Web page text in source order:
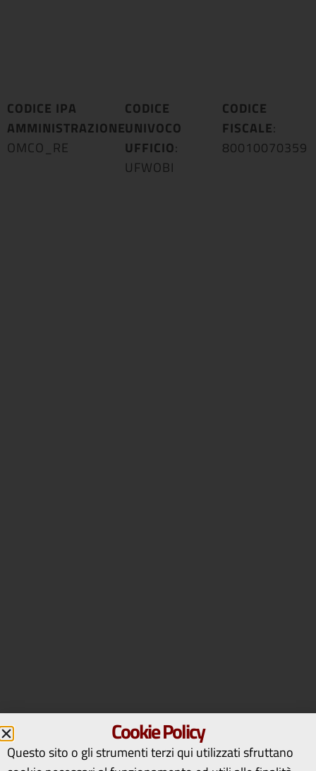
CODICE IPA
AMMINISTRAZIONE:
OMCO_RE
CODICE
UNIVOCO
UFFICIO:
UFWOBI
CODICE
FISCALE:
80010070359
Cookie Policy
Questo sito o gli strumenti terzi qui utilizzati sfruttano